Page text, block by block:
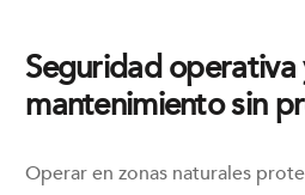
Seguridad operativa
mantenimiento sin
Operar en zonas naturales